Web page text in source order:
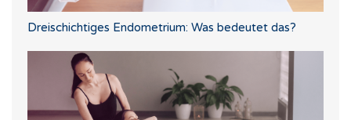
Dreischichtiges Endometrium: Was bedeutet das?